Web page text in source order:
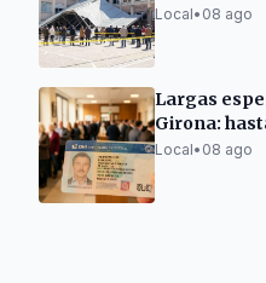
Local• 08 ago
Largas
Girona:
Local• 08 ago